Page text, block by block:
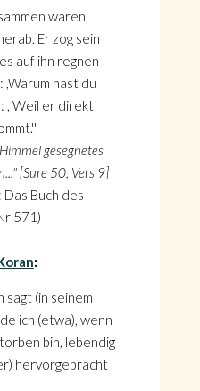
waren,
Er zog sein
auf ihn regnen
hast du
, Weil er direkt
gesegnetes
[Sure 50, Vers 9]
Buch des
571)
:
(in seinem
ich (etwa), wenn
bin, lebendig
hervorgebracht